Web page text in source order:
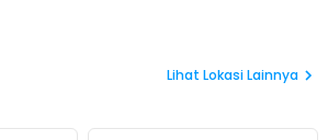
Lihat Lokasi Lainnya